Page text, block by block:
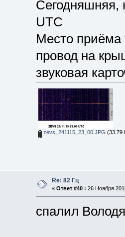
Сегодняшняя,
UTC
Место приёма
провод на
звуковая
zevs_241115_23_00.JPG (33.79
Re: 82 Гц
« Ответ #40 : 26 Ноября
спалил